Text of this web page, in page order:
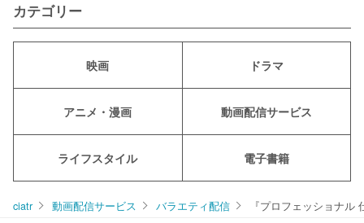
カテゴリー
映画 ドラマ
アニメ・漫画 動画配信サービス
ライフスタイル 電子書籍
ciatr 動画配信サービス バラエティ配信 『プロフェッショナ